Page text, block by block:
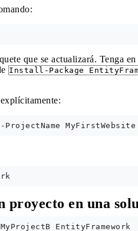
que se actualizará. Tenga
Install-Package
proyecto en una